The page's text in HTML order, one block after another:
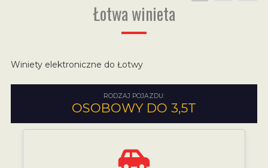
Łotwa winieta
Winiety elektroniczne do Łotwy
RODZAJ POJAZDU:
OSOBOWY DO 3,5T